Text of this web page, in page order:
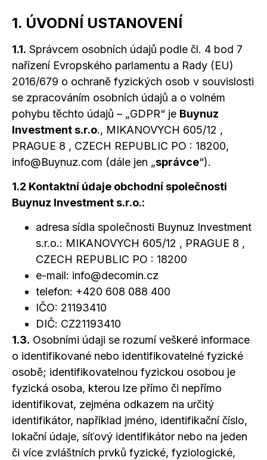
1. ÚVODNÍ USTANOVENÍ
1.1. Správcem osobních údajů podle čl. 4 bod 7
nařízení Evropského parlamentu a Rady (EU)
2016/679 o ochraně fyzických osob v souvislosti
se zpracováním osobních údajů a o volném
pohybu těchto údajů – „GDPR“ je Buynuz
Investment s.r.o., MIKANOVYCH 605/12 ,
PRAGUE 8 , CZECH REPUBLIC PO : 18200,
info@Buynuz.com (dále jen „správce“).
1.2 Kontaktní údaje obchodní společnosti
Buynuz Investment s.r.o.:
adresa sídla společnosti Buynuz Investment
s.r.o.: MIKANOVYCH 605/12 , PRAGUE 8 ,
CZECH REPUBLIC PO : 18200
e-mail: info@decomin.cz
telefon: +420 608 088 400
IČO: 21193410
DIČ: CZ21193410
1.3. Osobními údaji se rozumí veškeré informace
o identifikované nebo identifikovatelné fyzické
osobě; identifikovatelnou fyzickou osobou je
fyzická osoba, kterou lze přímo či nepřímo
identifikovat, zejména odkazem na určitý
identifikátor, například jméno, identifikační číslo,
lokační údaje, síťový identifikátor nebo na jeden
či více zvláštních prvků fyzické, fyziologické,